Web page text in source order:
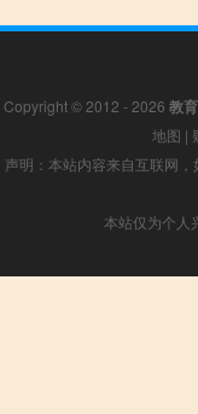
Copyright © 2012 - 2026 教
地图 |
声明：本站内容来自互联网
本站仅为个人